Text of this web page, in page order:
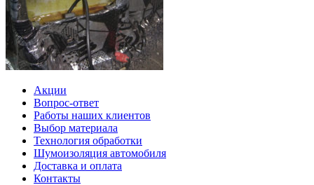
Акции
Вопрос-ответ
Работы наших клиентов
Выбор материала
Технология обработки
Шумоизоляция автомобиля
Доставка и оплата
Контакты